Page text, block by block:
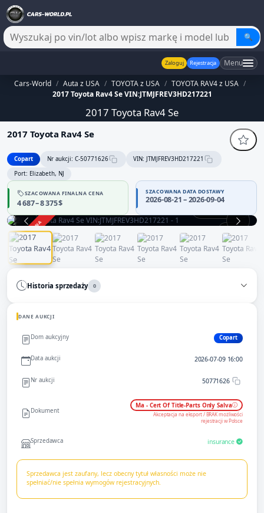
🔍
Zaloguj Rejestracja Menu
Cars-World / Auta z USA / TOYOTA z USA / TOYOTA RAV4 z USA /
2017 Toyota Rav4 Se VIN:JTMJFREV3HD217221
2017 Toyota Rav4 Se
2017 Toyota Rav4 Se
Copart Nr aukcji: C-50771626
VIN: JTMJFREV3HD217221
Port: Elizabeth, NJ
SZACOWANA FINALNA CENA
4 687 – 8 375 $
SZACOWANA DATA DOSTAWY
2026-08-21 – 2026-09-04
ZAKOŃCZONA
Historia sprzedaży 0
DANE AUKCJI
Dom aukcyjny Copart
Data aukcji 2026-07-09 16:00
Nr aukcji 50771626
Dokument
Ma - Cert Of Title-Parts Only Salva
Akceptacja na eksport / BRAK możliwości
rejestracji w Polsce
Sprzedawca insurance
Sprzedawca jest zaufany, lecz obecny tytuł własności może nie
spełniać/nie spełnia wymogów rejestracyjnych.